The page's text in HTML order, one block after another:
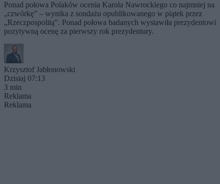
Ponad połowa Polaków ocenia Karola Nawrockiego co najmniej na
„czwórkę” – wynika z sondażu opublikowanego w piątek przez
„Rzeczpospolitą”. Ponad połowa badanych wystawiła prezydentowi
pozytywną ocenę za pierwszy rok prezydentury.
Krzysztof Jabłonowski
Dzisiaj 07:13
3 min
Reklama
Reklama